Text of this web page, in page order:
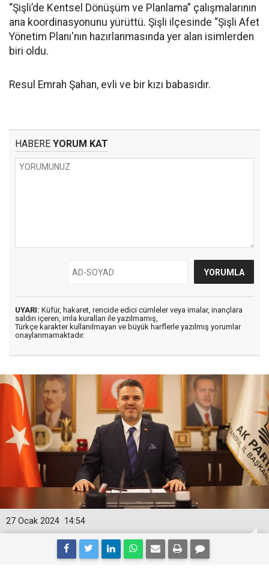
“Şişli’de Kentsel Dönüşüm ve Planlama” çalışmalarının
ana koordinasyonunu yürüttü. Şişli ilçesinde “Şişli Afet
Yönetim Planı'nın hazırlanmasında yer alan isimlerden
biri oldu.
Resul Emrah Şahan, evli ve bir kızı babasıdır.
HABERE YORUM KAT
UYARI: Küfür, hakaret, rencide edici cümleler veya imalar, inançlara
saldırı içeren, imla kuralları ile yazılmamış,
Türkçe karakter kullanılmayan ve büyük harflerle yazılmış yorumlar
onaylanmamaktadır.
14:54
27 Ocak 2024